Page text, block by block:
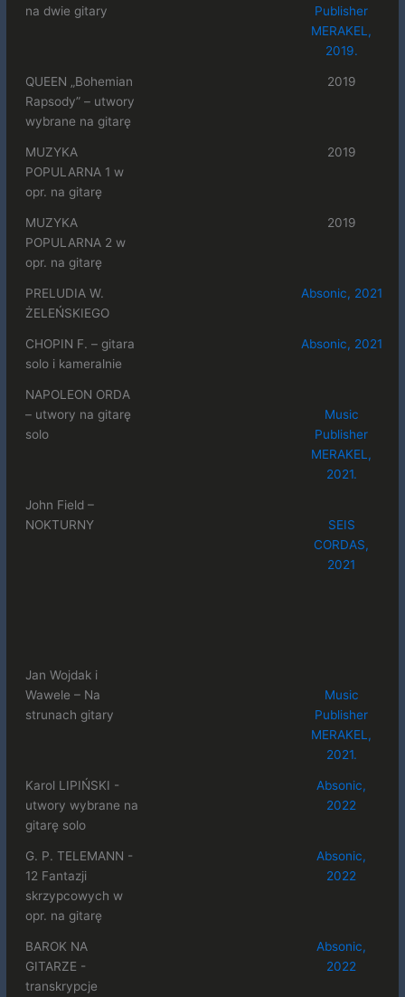
na dwie gitary
Publisher
MERAKEL,
2019.
QUEEN „Bohemian
Rapsody” – utwory
wybrane na gitarę
2019
MUZYKA
POPULARNA 1 w
opr. na gitarę
2019
MUZYKA
POPULARNA 2 w
opr. na gitarę
2019
PRELUDIA W.
ŻELEŃSKIEGO
Absonic, 2021
CHOPIN F. – gitara
solo i kameralnie
Absonic, 2021
NAPOLEON ORDA
– utwory na gitarę
solo
Music
Publisher
MERAKEL,
2021.
John Field –
NOKTURNY
SEIS
CORDAS,
2021
Jan Wojdak i
Wawele – Na
strunach gitary
Music
Publisher
MERAKEL,
2021.
Karol LIPIŃSKI -
utwory wybrane na
gitarę solo
Absonic,
2022
G. P. TELEMANN -
12 Fantazji
skrzypcowych w
opr. na gitarę
Absonic,
2022
BAROK NA
GITARZE -
transkrypcje
Absonic,
2022